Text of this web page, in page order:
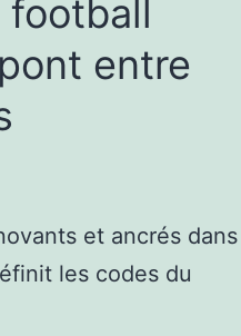
entre
et ancrés dans
les codes du